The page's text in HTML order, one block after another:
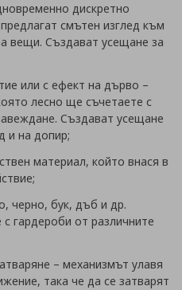
дискретно
смътен изглед към
вещи. Създават усещане за
или с ефект на дърво –
лесно ще съчетаете с
Създават усещане
и на допир;
материал, който внася в
черно, бук, дъб и др.
гардероби от различните
– механизмът улавя
така че да се затварят